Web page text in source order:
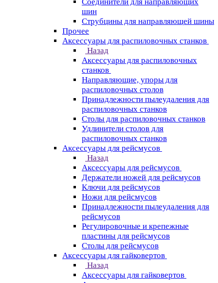
шин
Струбцины для направляющей шины
Прочее
Аксессуары для распиловочных станков
Назад
Аксессуары для распиловочных
станков
Направляющие, упоры для
распиловочных столов
Принадлежности пылеудаления для
распиловочных станков
Столы для распиловочных станков
Удлинители столов для
распиловочных станков
Аксессуары для рейсмусов
Назад
Аксессуары для рейсмусов
Держатели ножей для рейсмусов
Ключи для рейсмусов
Ножи для рейсмусов
Принадлежности пылеудаления для
рейсмусов
Регулировочные и крепежные
пластины для рейсмусов
Столы для рейсмусов
Аксессуары для гайковертов
Назад
Аксессуары для гайковертов